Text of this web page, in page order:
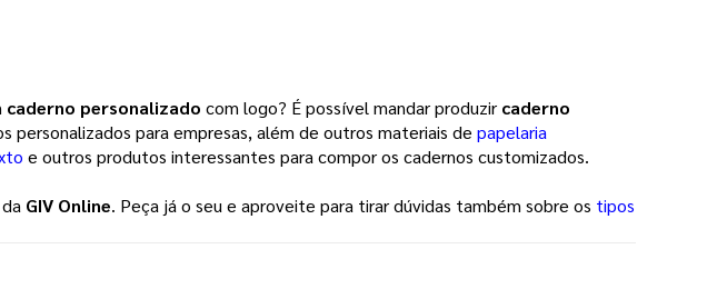
caderno personalizado com logo? É possível mandar produzir caderno
personalizados para empresas, além de outros materiais de papelaria
e outros produtos interessantes para compor os cadernos customizados.
GIV Online. Peça já o seu e aproveite para tirar dúvidas também sobre os tipos